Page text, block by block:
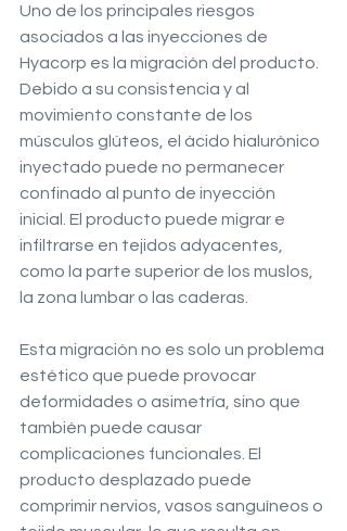
Uno de los principales riesgos
asociados a las inyecciones de
Hyacorp es la migración del producto.
Debido a su consistencia y al
movimiento constante de los
músculos glúteos, el ácido hialurónico
inyectado puede no permanecer
confinado al punto de inyección
inicial. El producto puede migrar e
infiltrarse en tejidos adyacentes,
como la parte superior de los muslos,
la zona lumbar o las caderas.
Esta migración no es solo un problema
estético que puede provocar
deformidades o asimetría, sino que
también puede causar
complicaciones funcionales. El
producto desplazado puede
comprimir nervios, vasos sanguíneos o